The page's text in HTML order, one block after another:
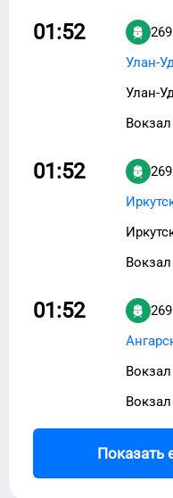
01:52
269
Улан-
Улан-
01:52
269
01:52
269
Показать